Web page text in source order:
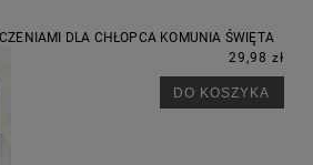
DLA CHŁOPCA KOMUNIA ŚWIĘTA
29,98 zł
DO KOSZYKA